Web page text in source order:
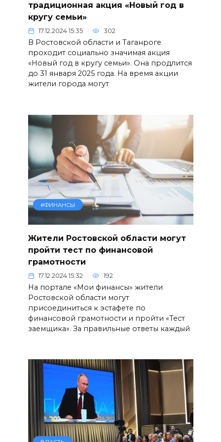
традиционная акция «Новый год в
кругу семьи»
17.12.2024 15:35 302
В Ростовской области и Таганроге
проходит социально значимая акция
«Новый год в кругу семьи». Она продлится
до 31 января 2025 года. На время акции
жители города могут
#ФИНАНСЫ
Жители Ростовской области могут
пройти тест по финансовой
грамотности
17.12.2024 15:32 192
На портале «Мои финансы» жители
Ростовской области могут
присоединиться к эстафете по
финансовой грамотности и пройти «Тест
заемщика». За правильные ответы каждый